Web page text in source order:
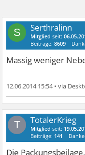
S Serthralinn
Mitglied seit:
Beiträge:8609
Massig weniger
12.06.2014 15:54•
T TotalerKrieg
Mitglied seit:
Beiträge: 141
Die Packungsbeilage.